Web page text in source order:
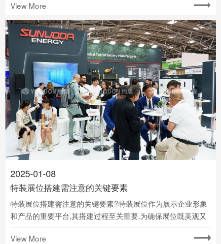
View More
2025-01-08
特装展位搭建需注意的关键要素
特装展位搭建需注意的关键要素?特装展位作为展示企业形象
和产品的重要平台,其搭建过程至关重要.为确保展位既美观又
View More